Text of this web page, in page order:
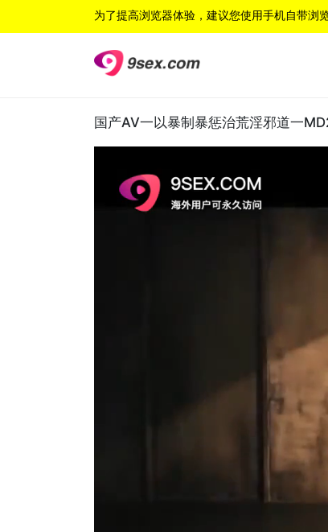
为了提高浏览器体验，建议您使用手机自带浏
国产AV一以暴制暴惩治荒淫邪道一